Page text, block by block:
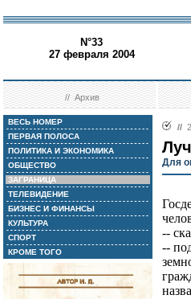
N°33
27 февраля 2004
//Архив
ВЕСЬ НОМЕР
ПЕРВАЯ ПОЛОСА
ПОЛИТИКА И ЭКОНОМИКА
ОБЩЕСТВО
ЗАГРАНИЦА
ТЕЛЕВИДЕНИЕ
БИЗНЕС И ФИНАНСЫ
КУЛЬТУРА
СПОРТ
КРОМЕ ТОГО
//
Для
--
--